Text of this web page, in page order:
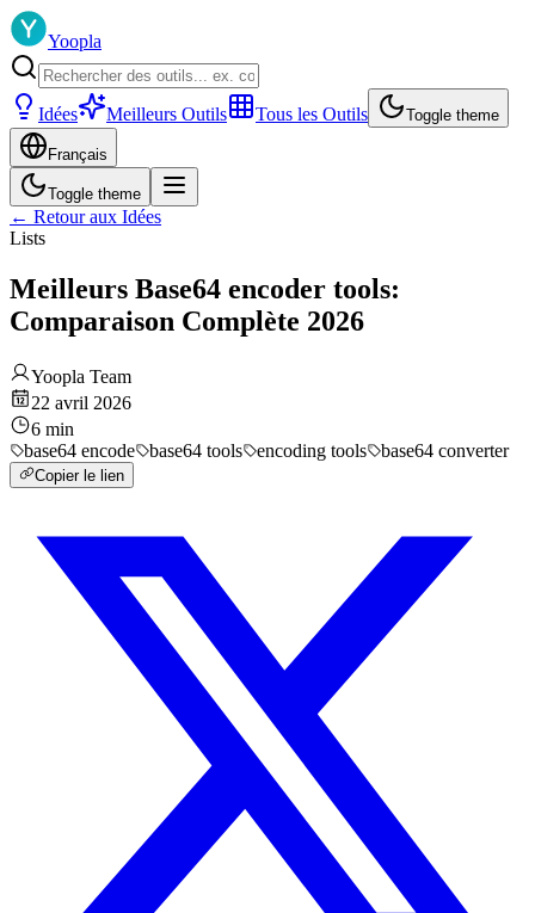
Yoopla
Idées Meilleurs Outils Tous les Outils Toggle theme
Français
Toggle theme
← Retour aux Idées
Lists
Meilleurs Base64 encoder tools:
Comparaison Complète 2026
Yoopla Team
22 avril 2026
6 min
base64 encode
base64 tools encoding tools base64 converter
Copier le lien